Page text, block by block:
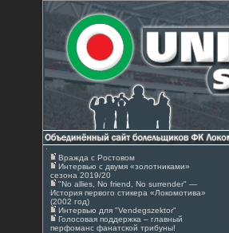
Вражда с Ростовом
Интервью с двумя «золотниками»
сезона 2019/20
"No allies, No friend, No surrender" —
История первого стикера «Локомотива»
(2002 год)
Интервью для "Vendegszektor"
Голосовая поддержка – главный
перфоманс фанатской трибуны!